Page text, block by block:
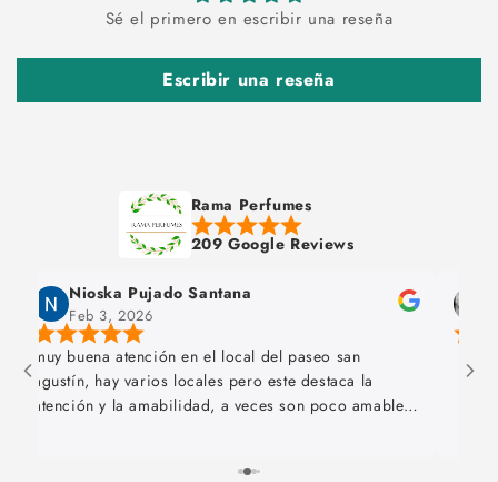
Sé el primero en escribir una reseña
Escribir una reseña
Rama Perfumes
209 Google Reviews
Nioska Pujado Santana
Feb 3, 2026
muy buena atención en el local del paseo san
agustín, hay varios locales pero este destaca la
atención y la amabilidad, a veces son poco amables